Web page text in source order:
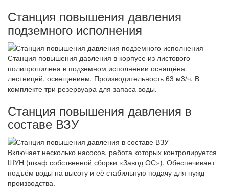
Станция повышения давления
подземного исполнения
Станция повышения давления в корпусе из листового
полипропилена в подземном исполнении оснащёна
лестницей, освещением. Производительность 63 м3/ч. В
комплекте три резервуара для запаса воды.
Станция повышения давления в
составе ВЗУ
Включает несколько насосов, работа которых контролируется
ШУН (шкаф собственной сборки «Завод ОС»). Обеспечивает
подъём воды на высоту и её стабильную подачу для нужд
производства.